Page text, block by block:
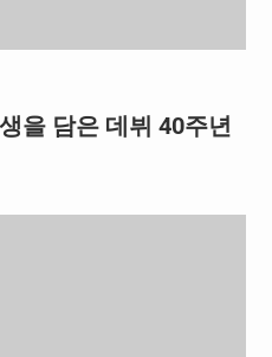
을 담은 데뷔 40주년